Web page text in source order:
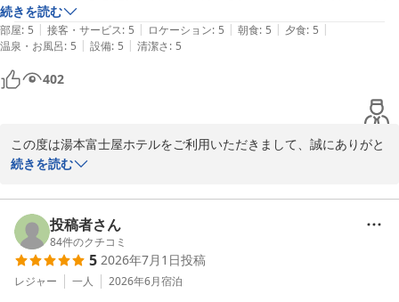
ります。
箱根湯本温泉 湯本富士屋ホテル
2026-07-29
しくいただきました。
続きを読む
部屋: 5 | 接客・サービス: 5 | ロケーション: 5 | 朝食: 5 | 夕食: 5 |
温泉・お風呂: 5 | 設備: 5 | 清潔さ: 5
402
この度は湯本富士屋ホテルをご利用いただきまして、誠にありがと
うございます。
申し上げます。
リニューアルいたしました「和洋室Bタイプ」のお部屋でのひと時
や、夕食の日本料理につきましてもご満足いただけたご様子で、大
変嬉しく拝読いたしました。
あいにくの雨模様ではございましたが、8階からの箱根の山々の景
続きを読む
投稿者さん
84件のクチコミ
5 2026年7月1日投稿
レジャー 一人 2026年6月宿泊